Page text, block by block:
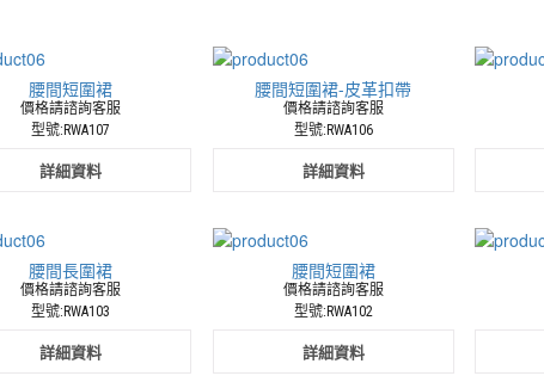
腰間短圍裙
價格請諮詢客服
型號:RWA107
詳細資料
腰間短圍裙-皮革扣帶
價格請諮詢客服
型號:RWA106
詳細資料
腰間長圍裙
價格請諮詢客服
型號:RWA103
詳細資料
腰間短圍裙
價格請諮詢客服
型號:RWA102
詳細資料